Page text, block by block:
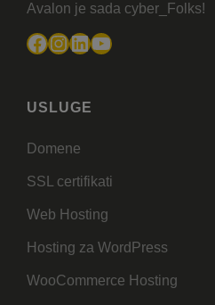
Avalon je sada cyber_Folks!
Facebook
Instagram
LinkedIn
YouTube
USLUGE
Domene
SSL certifikati
Web Hosting
Hosting za WordPress
WooCommerce Hosting